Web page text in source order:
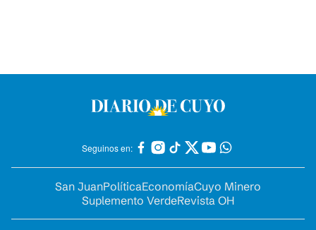
Seguinos en:
San JuanPolíticaEconomíaCuyo Minero
Suplemento VerdeRevista OH